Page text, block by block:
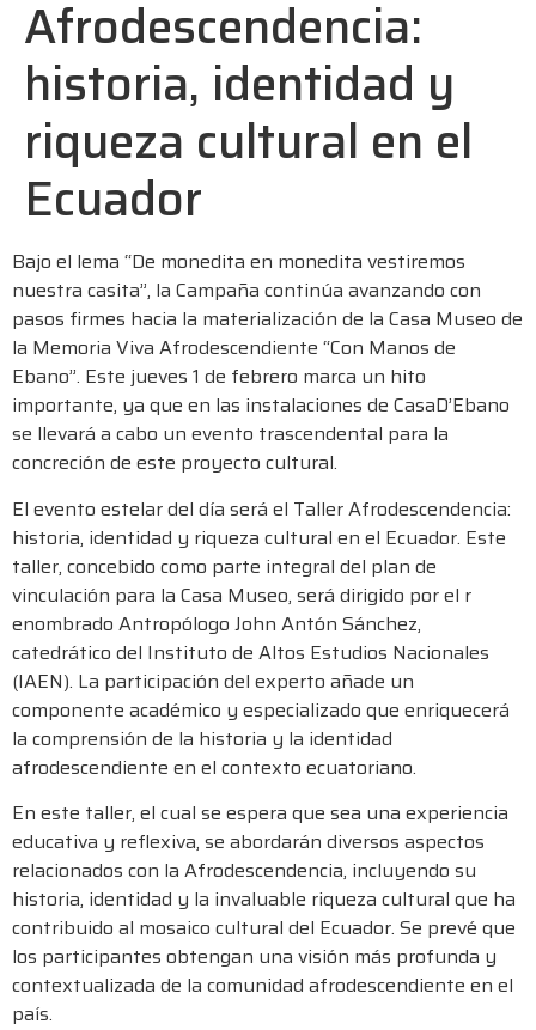
Afrodescendencia:
historia, identidad y
riqueza cultural en el
Ecuador
Bajo el lema “De monedita en monedita vestiremos
nuestra casita”, la Campaña continúa avanzando con
pasos firmes hacia la materialización de la Casa Museo de
la Memoria Viva Afrodescendiente “Con Manos de
Ebano”. Este jueves 1 de febrero marca un hito
importante, ya que en las instalaciones de CasaD’Ebano
se llevará a cabo un evento trascendental para la
concreción de este proyecto cultural.
El evento estelar del día será el Taller Afrodescendencia:
historia, identidad y riqueza cultural en el Ecuador. Este
taller, concebido como parte integral del plan de
vinculación para la Casa Museo, será dirigido por el r
enombrado Antropólogo John Antón Sánchez,
catedrático del Instituto de Altos Estudios Nacionales
(IAEN). La participación del experto añade un
componente académico y especializado que enriquecerá
la comprensión de la historia y la identidad
afrodescendiente en el contexto ecuatoriano.
En este taller, el cual se espera que sea una experiencia
educativa y reflexiva, se abordarán diversos aspectos
relacionados con la Afrodescendencia, incluyendo su
historia, identidad y la invaluable riqueza cultural que ha
contribuido al mosaico cultural del Ecuador. Se prevé que
los participantes obtengan una visión más profunda y
contextualizada de la comunidad afrodescendiente en el
país.